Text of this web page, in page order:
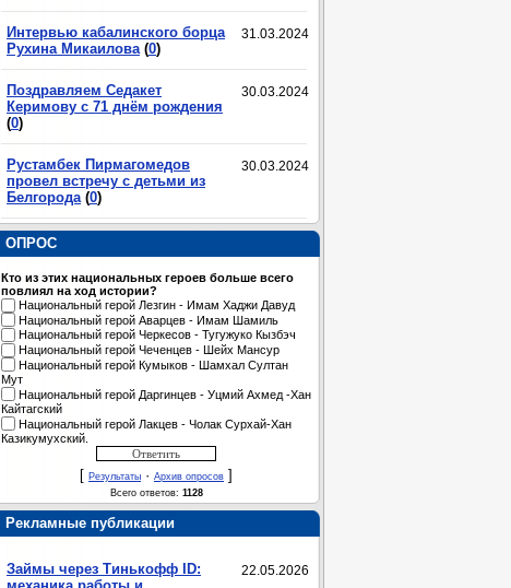
31.03.2024
Интервью кабалинского борца
Рухина Микаилова (0)
30.03.2024
Поздравляем Седакет
Керимову с 71 днём рождения
(0)
30.03.2024
Рустамбек Пирмагомедов
провел встречу с детьми из
Белгорода (0)
ОПРОС
Кто из этих национальных героев больше всего
повлиял на ход истории?
Национальный герой Лезгин - Имам Хаджи Давуд
Национальный герой Аварцев - Имам Шамиль
Национальный герой Черкесов - Тугужуко Кызбэч
Национальный герой Чеченцев - Шейх Мансур
Национальный герой Кумыков - Шамхал Султан
Мут
Национальный герой Даргинцев - Уцмий Ахмед -Хан
Кайтагский
Национальный герой Лакцев - Чолак Сурхай-Хан
Казикумухский.
[ Результаты · Архив опросов ]
Всего ответов: 1128
Рекламные публикации
22.05.2026
Займы через Тинькофф ID: